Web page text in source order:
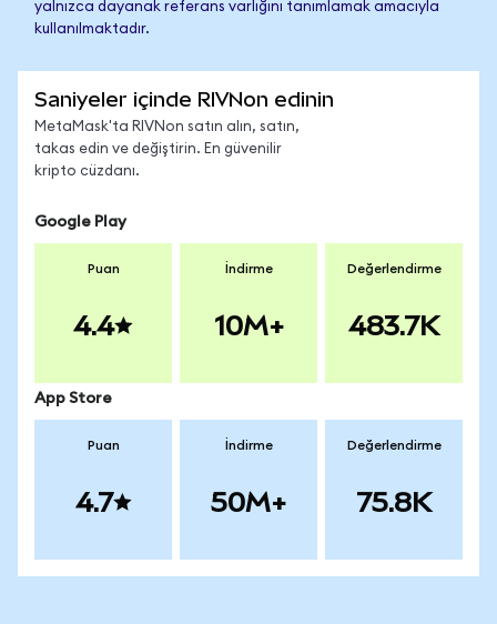
yalnızca dayanak referans varlığını tanımlamak amacıyla
kullanılmaktadır.
Saniyeler içinde RIVNon edinin
MetaMask'ta RIVNon satın alın, satın,
takas edin ve değiştirin. En güvenilir
kripto cüzdanı.
Google Play
Puan
4.4
İndirme
10M+
Değerlendirme
483.7K
App Store
Puan
4.7
İndirme
50M+
Değerlendirme
75.8K